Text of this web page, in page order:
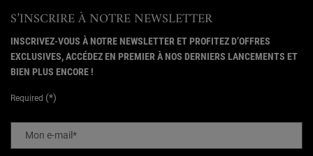
S’INSCRIRE À NOTRE NEWSLETTER
INSCRIVEZ-VOUS À NOTRE NEWSLETTER ET PROFITEZ D’OFFRES
EXCLUSIVES, ACCÉDEZ EN PREMIER À NOS DERNIERS LANCEMENTS ET
BIEN PLUS ENCORE !
Required (*)
Mon e-mail*